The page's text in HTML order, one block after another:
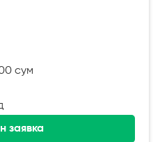
сум
заявка